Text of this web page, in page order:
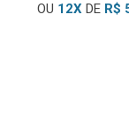
OU 12X DE R$